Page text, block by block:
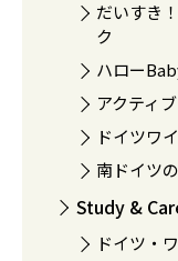
だいすき
ク
ハロー
アクティ
ドイツワ
南ドイツ
Study &
ドイツ・